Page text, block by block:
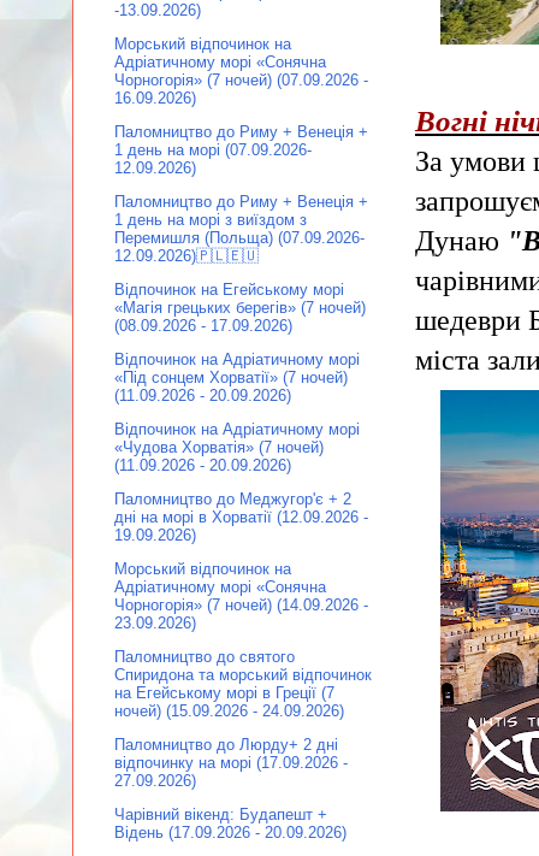
Вогні
За умови
Дунаю
шедеври
міста
-13.09.2026)
Морський відпочинок на
Адріатичному морі «Сонячна
Чорногорія» (7 ночей) (07.09.2026 -
16.09.2026)
Паломництво до Риму + Венеція +
1 день на морі (07.09.2026-
12.09.2026)
Паломництво до Риму + Венеція +
1 день на морі з виїздом з
Перемишля (Польща) (07.09.2026-
12.09.2026)🇵🇱🇪🇺
Відпочинок на Егейському морі
«Магія грецьких берегів» (7 ночей)
(08.09.2026 - 17.09.2026)
Відпочинок на Адріатичному морі
«Під сонцем Хорватії» (7 ночей)
(11.09.2026 - 20.09.2026)
Відпочинок на Адріатичному морі
«Чудова Хорватія» (7 ночей)
(11.09.2026 - 20.09.2026)
Паломництво до Меджугор'є + 2
дні на морі в Хорватії (12.09.2026 -
19.09.2026)
Морський відпочинок на
Адріатичному морі «Сонячна
Чорногорія» (7 ночей) (14.09.2026 -
23.09.2026)
Паломництво до святого
Спиридона та морський відпочинок
на Егейському морі в Греції (7
ночей) (15.09.2026 - 24.09.2026)
Паломництво до Люрду+ 2 дні
відпочинку на морі (17.09.2026 -
27.09.2026)
Чарівний вікенд: Будапешт +
Відень (17.09.2026 - 20.09.2026)